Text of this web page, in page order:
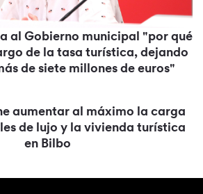
al Gobierno municipal "por qué
de la tasa turística, dejando
de siete millones de euros"
aumentar al máximo la carga
de lujo y la vivienda turística
en Bilbo